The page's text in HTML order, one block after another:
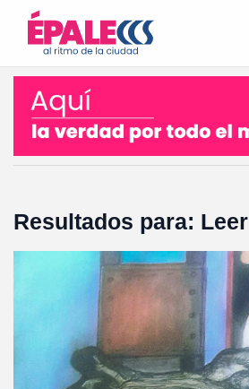
Resultados para: Leer